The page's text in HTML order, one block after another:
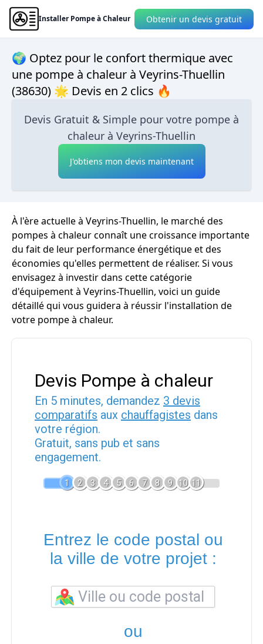
Installer Pompe à Chaleur Obtenir un devis gratuit
🌍 Optez pour le confort thermique avec
une pompe à chaleur à Veyrins-Thuellin
(38630) 🌟 Devis en 2 clics 🔥
Devis Gratuit & Simple pour votre pompe à
chaleur à Veyrins-Thuellin
J'obtiens mon devis maintenant
À l'ère actuelle à Veyrins-Thuellin, le marché des
pompes à chaleur connaît une croissance importante
du fait de leur performance énergétique et des
économies qu'elles permettent de réaliser. Si vous
envisagez à investir dans cette catégorie
d'équipement à Veyrins-Thuellin, voici un guide
détaillé qui vous guidera à réussir l'installation de
votre pompe à chaleur.
Devis Pompe à chaleur
En 5 minutes, demandez 3 devis
comparatifs aux chauffagistes dans
votre région.
Gratuit, sans pub et sans
engagement.
1 2 3 4 5 6 7 8 9 10 11
Entrez le code postal ou
la ville de votre projet :
ou